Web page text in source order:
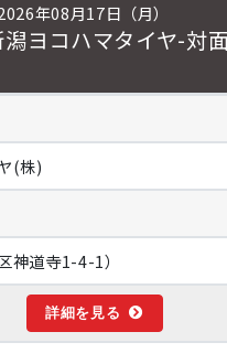
年08月17日（月）
潟ヨコハマタイヤ-対
(株)
神道寺1-4-1）
詳細を見る